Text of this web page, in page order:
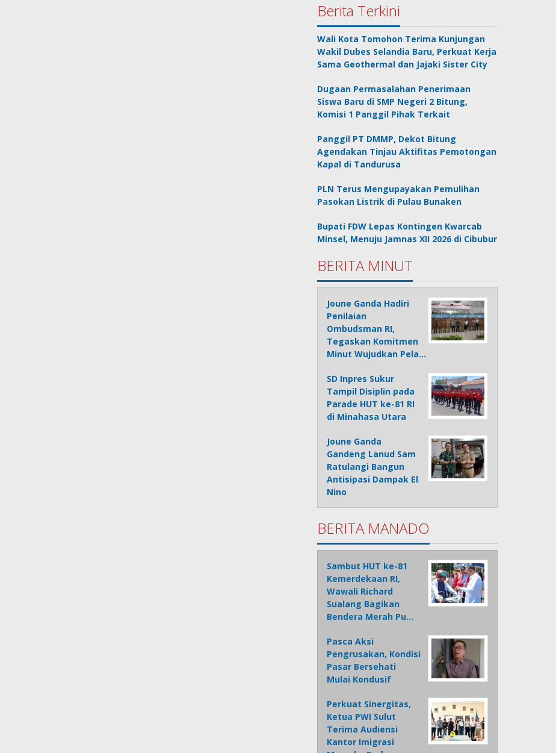
Berita Terkini
Wali Kota Tomohon Terima Kunjungan
Wakil Dubes Selandia Baru, Perkuat Kerja
Sama Geothermal dan Jajaki Sister City
Dugaan Permasalahan Penerimaan
Siswa Baru di SMP Negeri 2 Bitung,
Komisi 1 Panggil Pihak Terkait
Panggil PT DMMP, Dekot Bitung
Agendakan Tinjau Aktifitas Pemotongan
Kapal di Tandurusa
PLN Terus Mengupayakan Pemulihan
Pasokan Listrik di Pulau Bunaken
Bupati FDW Lepas Kontingen Kwarcab
Minsel, Menuju Jamnas XII 2026 di Cibubur
BERITA MINUT
Joune Ganda Hadiri
Penilaian
Ombudsman RI,
Tegaskan Komitmen
Minut Wujudkan Pela…
SD Inpres Sukur
Tampil Disiplin pada
Parade HUT ke-81 RI
di Minahasa Utara
Joune Ganda
Gandeng Lanud Sam
Ratulangi Bangun
Antisipasi Dampak El
Nino
BERITA MANADO
Sambut HUT ke-81
Kemerdekaan RI,
Wawali Richard
Sualang Bagikan
Bendera Merah Pu…
Pasca Aksi
Pengrusakan, Kondisi
Pasar Bersehati
Mulai Kondusif
Perkuat Sinergitas,
Ketua PWI Sulut
Terima Audiensi
Kantor Imigrasi